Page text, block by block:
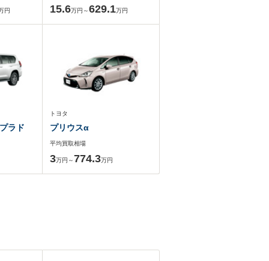
円 15.6万円～629.1万円
ラド
トヨタ
プリウスα
平均買取相場
3万円～774.3万円